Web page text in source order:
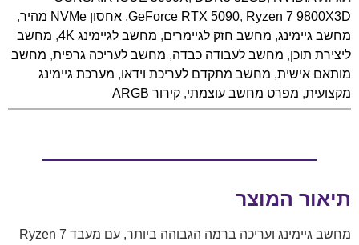
GeForce RTX 5090, Ryzen 7 9800X3D
, אחסון NVMe מהיר
,
מחשב גיימינג, מחשב חזק לגיימרים, מחשב לגיימינג 4K , מחשב
ליצירת תוכן, מחשב לעבודה כבדה, מחשב לעריכה גרפית, מחשב
מותאם אישית, מחשב מתקדם לעריכת וידאו, מערכת גיימינג
מקצועית, מפרט מחשב עוצמתי, קירור ARGB
תיאור המוצר
מחשב גיימינג ועריכה ברמה הגבוהה ביותר, עם מעבד Ryzen 7